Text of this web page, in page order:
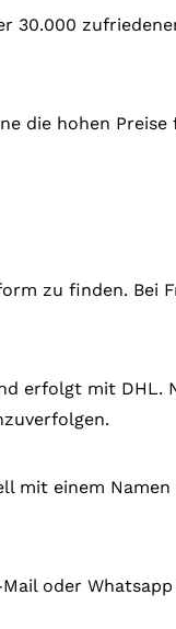
30.000
die hohen
zu finden. Bei
erfolgt mit DHL.
einem
oder